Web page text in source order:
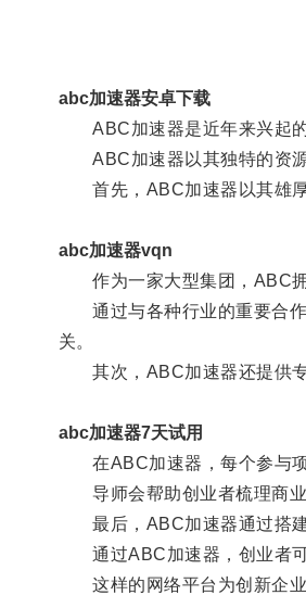
abc加速器安卓下载
ABC加速器是近年来兴起的
ABC加速器以其独特的资源
首先，ABC加速器以其雄厚
abc加速器vqn
作为一家大型集团，ABC拥
通过与各种行业的重要合作
关。
其次，ABC加速器还提供专
abc加速器7天试用
在ABC加速器，每个参与项
导师会帮助创业者梳理商业
最后，ABC加速器通过搭建
通过ABC加速器，创业者可
这样的网络平台为创新企业